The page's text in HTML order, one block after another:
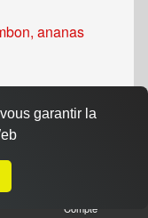
ananas
Compte
garantir la